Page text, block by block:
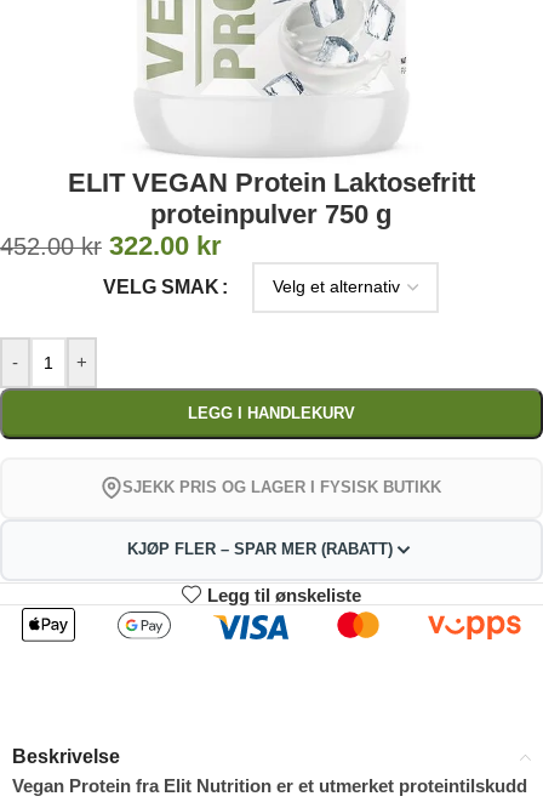
ELIT VEGAN Protein Laktosefritt
proteinpulver 750 g
452.00kr 322.00 kr
VELG SMAK
- +
LEGG I HANDLEKURV
SJEKK PRIS OG LAGER I FYSISK BUTIKK
KJØP FLER – SPAR MER (RABATT)
2
318.78
kr
3-4
315.56
4%
Legg til ønskeliste
Beskrivelse
Vegan Protein fra Elit Nutrition er et utmerket proteintilskudd